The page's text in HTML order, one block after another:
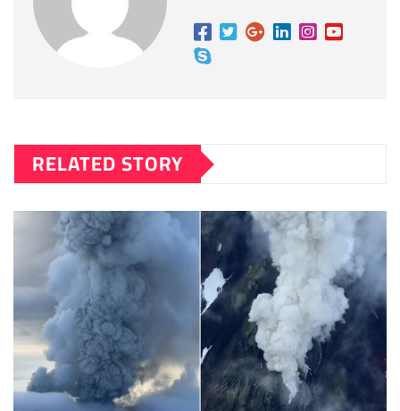
RELATED STORY